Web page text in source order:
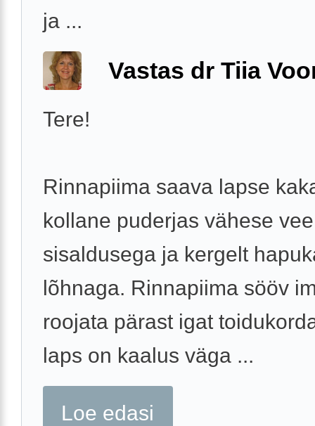
ja ...
Vastas dr Tiia
Tere!
Rinnapiima saava lapse
kollane puderjas vähese vee
sisaldusega ja kergelt
lõhnaga. Rinnapiima sööv
roojata pärast igat
laps on kaalus väga ...
Loe edasi